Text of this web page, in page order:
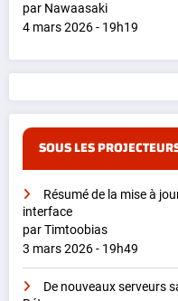
par Nawaasaki
4 mars 2026 - 19h19
SOUS LES
Résumé de la mise à
interface
par Timtoobias
3 mars 2026 - 19h49
De nouveaux serveurs